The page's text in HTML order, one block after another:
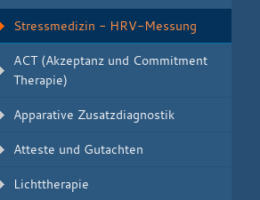
Stressmedizin - HRV-Messung
ACT (Akzeptanz und Commitment
Therapie)
Apparative Zusatzdiagnostik
Atteste und Gutachten
Lichttherapie